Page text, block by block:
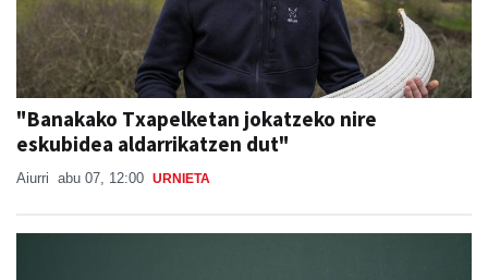
"Banakako Txapelketan jokatzeko nire
eskubidea aldarrikatzen dut"
Aiurri abu 07, 12:00 URNIETA